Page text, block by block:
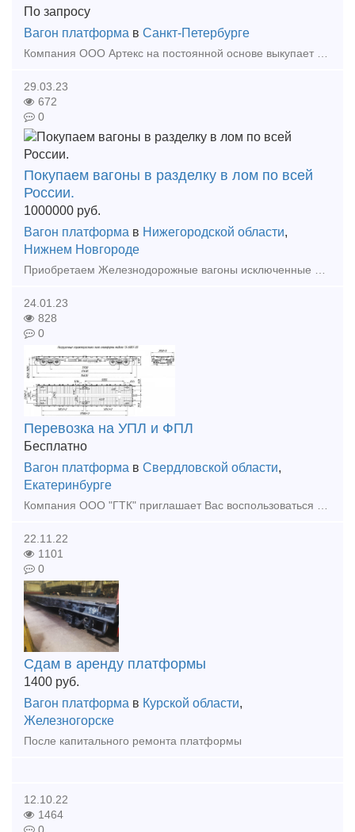
По запросу
Вагон платформа в Санкт-Петербурге
Компания ООО Артекc на постоянной основе выкупает любой б/у железнодорожный транспорт, как с истекшим сроком службы, так и нет, работаем с партнерами из СНГ поэтому можем предложить наиболее в
29.03.23
672
0
Покупаем вагоны в разделку в лом по всей
России.
1000000 руб.
Вагон платформа в Нижегородской области,
Нижнем Новгороде
Приобретаем Железнодорожные вагоны исключенные из подвижного парка любой модели с истекшим сроком службы. Куплю вагоны в разделку в лом по самым выгодным ценам и на самых выгодных условиях по
24.01.23
828
0
Перевозка на УПЛ и ФПЛ
Бесплатно
Вагон платформа в Свердловской области,
Екатеринбурге
Компания ООО "ГТК" приглашает Вас воспользоваться нашими услугами по перевозке грузов железнодорожным транспортом. Для выполнения Ваших заказов мы используем универсальные и фитинговые платформы, пол
22.11.22
1101
0
Сдам в аренду платформы
1400 руб.
Вагон платформа в Курской области,
Железногорске
После капитального ремонта платформы
12.10.22
1464